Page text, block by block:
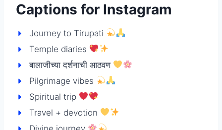
Captions for Instagram
Journey to Tirupati
Temple diaries
बालाजीच्या दर्शनाची आठवण
Pilgrimage vibes
Spiritual trip
Travel + devotion